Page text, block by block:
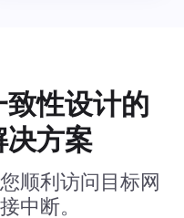
性设计的
方案
顺利访问目标网
中断。